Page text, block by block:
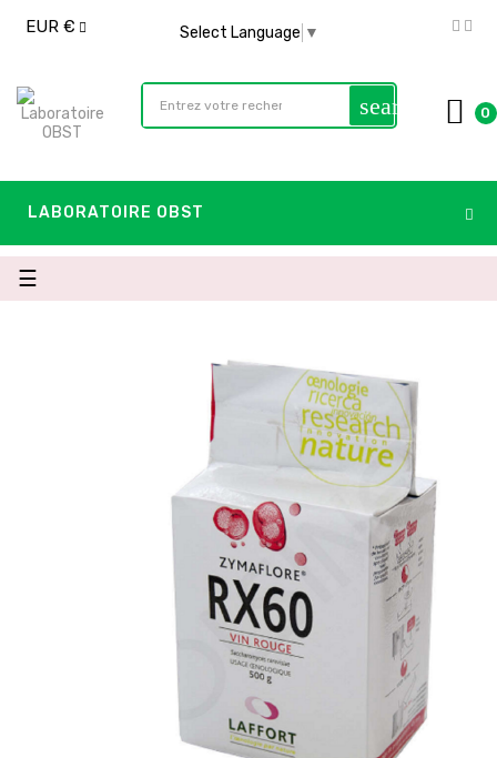
EUR € Select Language ▼
search 0
LABORATOIRE OBST
Basculer
la
☰